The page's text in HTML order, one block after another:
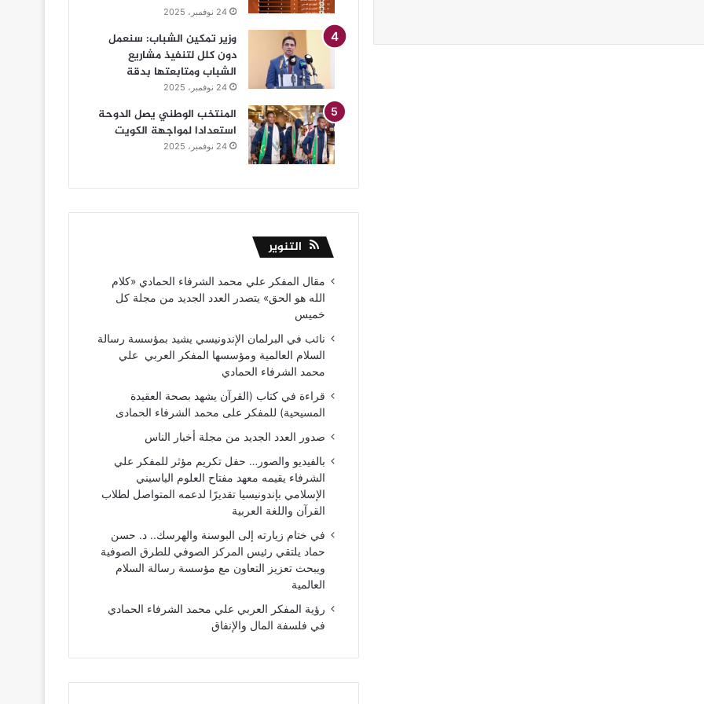
24 نوفمبر، 2025
وزير تمكين الشباب: سنعمل
دون كلل لتنفيذ مشاريع
الشباب ومتابعتها بدقة
24 نوفمبر، 2025
المنتخب الوطني يصل الدوحة
استعدادا لمواجهة الكويت
24 نوفمبر، 2025
التنوير
مقال المفكر علي محمد الشرفاء الحمادي «كلام
الله هو الحق» يتصدر العدد الجديد من مجلة كل
خميس
نائب في البرلمان الإندونيسي يشيد بمؤسسة رسالة
السلام العالمية ومؤسسها المفكر العربي علي
محمد الشرفاء الحمادي
قراءة في كتاب (القرآن يشهد بصحة العقيدة
المسيحية) للمفكر على محمد الشرفاء الحمادى
صدور العدد الجديد من مجلة أخبار الناس
بالفيديو والصور… حفل تكريم مؤثر للمفكر علي
الشرفاء يقيمه معهد مفتاح العلوم الياسيني
الإسلامي بإندونيسيا تقديرًا لدعمه المتواصل لطلاب
القرآن واللغة العربية
في ختام زيارته إلى البوسنة والهرسك.. د. حسن
حماد يلتقي رئيس المركز الصوفي للطرق الصوفية
ويبحث تعزيز التعاون مع مؤسسة رسالة السلام
العالمية
رؤية المفكر العربي علي محمد الشرفاء الحمادي
في فلسفة المال والإنفاق